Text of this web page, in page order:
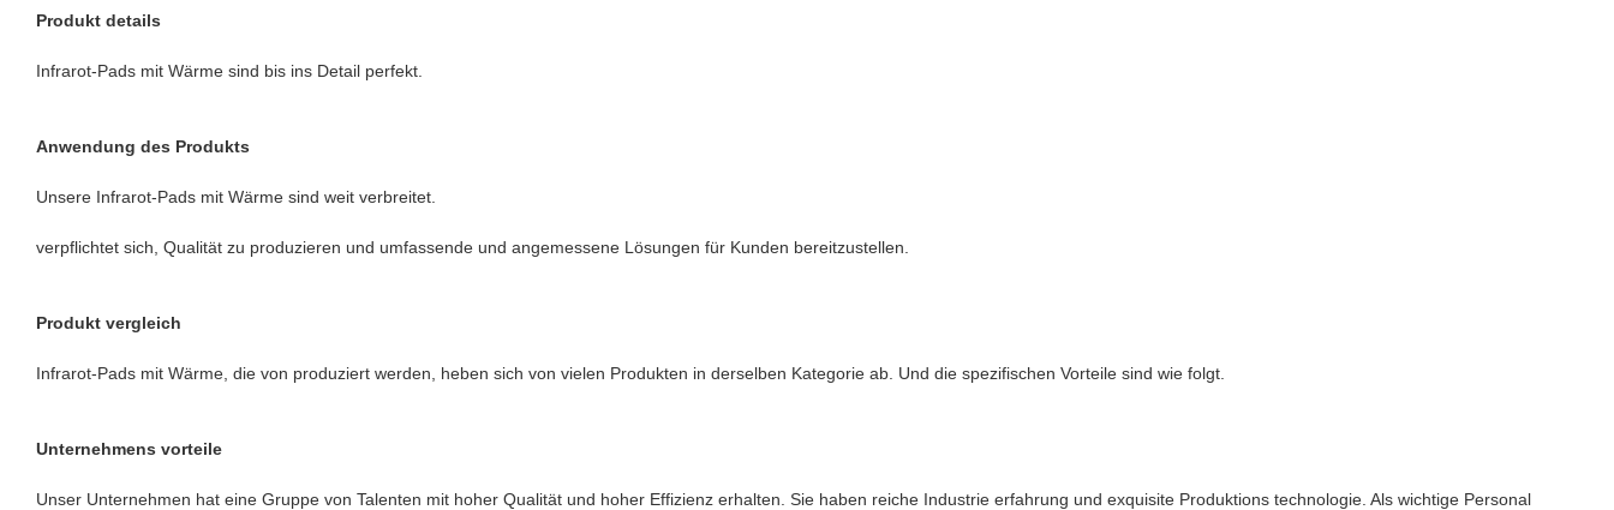
Produkt details
Infrarot-Pads mit Wärme sind bis ins Detail perfekt.
Anwendung des Produkts
Unsere Infrarot-Pads mit Wärme sind weit verbreitet.
verpflichtet sich, Qualität zu produzieren und umfassende und angemessene Lösungen für Kunden bereitzustellen.
Produkt vergleich
Infrarot-Pads mit Wärme, die von produziert werden, heben sich von vielen Produkten in derselben Kategorie ab. Und die spezifischen Vorteile sind wie folgt.
Unternehmens vorteile
Unser Unternehmen hat eine Gruppe von Talenten mit hoher Qualität und hoher Effizienz erhalten. Sie haben reiche Industrie erfahrung und exquisite Produktions technologie. Als wichtige Personal